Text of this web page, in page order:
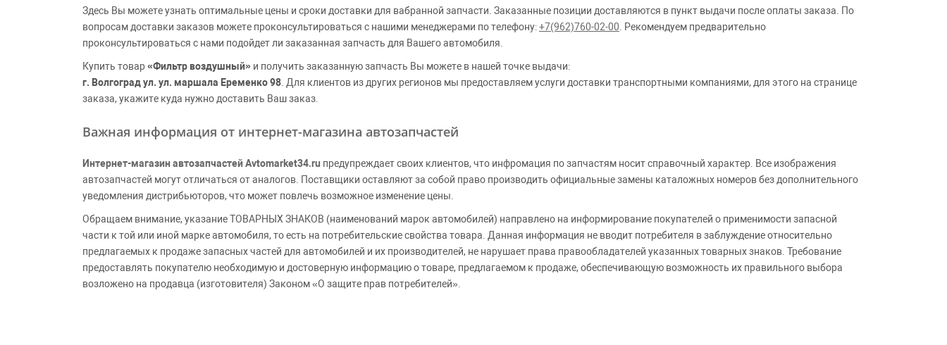
Здесь Вы можете узнать оптимальные цены и сроки доставки для вабранной запчасти. Заказанные позиции доставляются в пункт выдачи после оплаты заказа. По
вопросам доставки заказов можете проконсультироваться с нашими менеджерами по телефону:+7(962)760-02-00 . Рекомендуем предварительно
проконсультироваться с нами подойдет ли заказанная запчасть для Вашего автомобиля.
Купить товар«Фильтр воздушный» и получить заказанную запчасть Вы можете в нашей точке выдачи:
г. Волгоград ул. ул. маршала Еременко 98 . Для клиентов из других регионов мы предоставляем услуги доставки транспортными компаниями, для этого на странице
заказа, укажите куда нужно доставить Ваш заказ.
Важная информация от интернет-магазина автозапчастей
Интернет-магазин автозапчастей Avtomarket34.ru предупреждает своих клиентов, что инфромация по запчастям носит справочный характер. Все изображения
автозапчастей могут отличаться от аналогов. Поставщики оставляют за собой право производить официальные замены каталожных номеров без дополнительного
уведомления дистрибьюторов, что может повлечь возможное изменение цены.
Обращаем внимание, указание ТОВАРНЫХ ЗНАКОВ (наименований марок автомобилей) направлено на информирование покупателей о применимости запасной
части к той или иной марке автомобиля, то есть на потребительские свойства товара. Данная информация не вводит потребителя в заблуждение относительно
предлагаемых к продаже запасных частей для автомобилей и их производителей, не нарушает права правообладателей указанных товарных знаков. Требование
предоставлять покупателю необходимую и достоверную информацию о товаре, предлагаемом к продаже, обеспечивающую возможность их правильного выбора
возложено на продавца (изготовителя) Законом «О защите прав потребителей».